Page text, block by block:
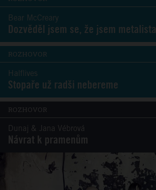
Bear McCreary
Dozvěděl jsem se, že jsem metalista
ROZHOVOR
Halflives
Stopaře už radši nebereme
ROZHOVOR
Dunaj & Jana Vébrová
Návrat k pramenům